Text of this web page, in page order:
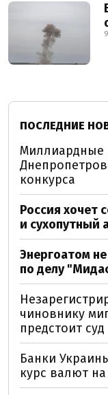
ПОСЛЕДНИЕ
Миллиардные
конкурса
Россия хочет
и сухопутный
Энергоатом
по делу
чиновнику
предстоит суд
Банки
курс валют на